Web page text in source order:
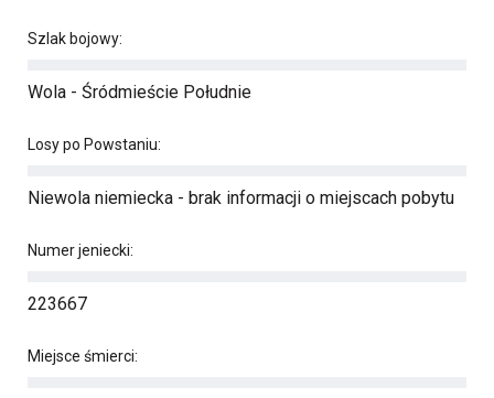
Szlak bojowy:
Wola - Śródmieście Południe
Losy po Powstaniu:
Niewola niemiecka - brak informacji o miejscach pobytu
Numer jeniecki:
223667
Miejsce śmierci: